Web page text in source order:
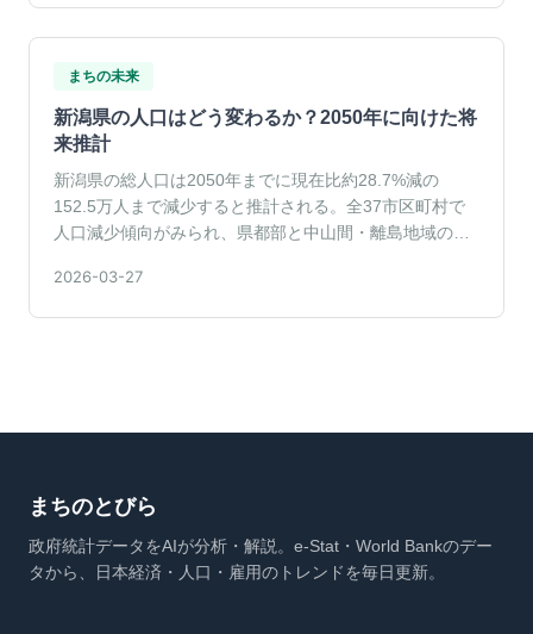
まちの未来
新潟県の人口はどう変わるか？2050年に向けた将
来推計
新潟県の総人口は2050年までに現在比約28.7%減の
152.5万人まで減少すると推計される。全37市区町村で
人口減少傾向がみられ、県都部と中山間・離島地域の間
2026-03-27
まちのとびら
政府統計データをAIが分析・解説。e-Stat・World Bankのデー
タから、日本経済・人口・雇用のトレンドを毎日更新。